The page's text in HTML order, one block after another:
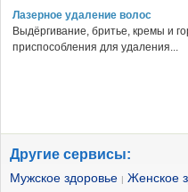
Лазерное удаление волос
Выдёргивание, бритье, кремы и
приспособления для удаления...
Другие сервисы:
Мужское здоровье | Женское